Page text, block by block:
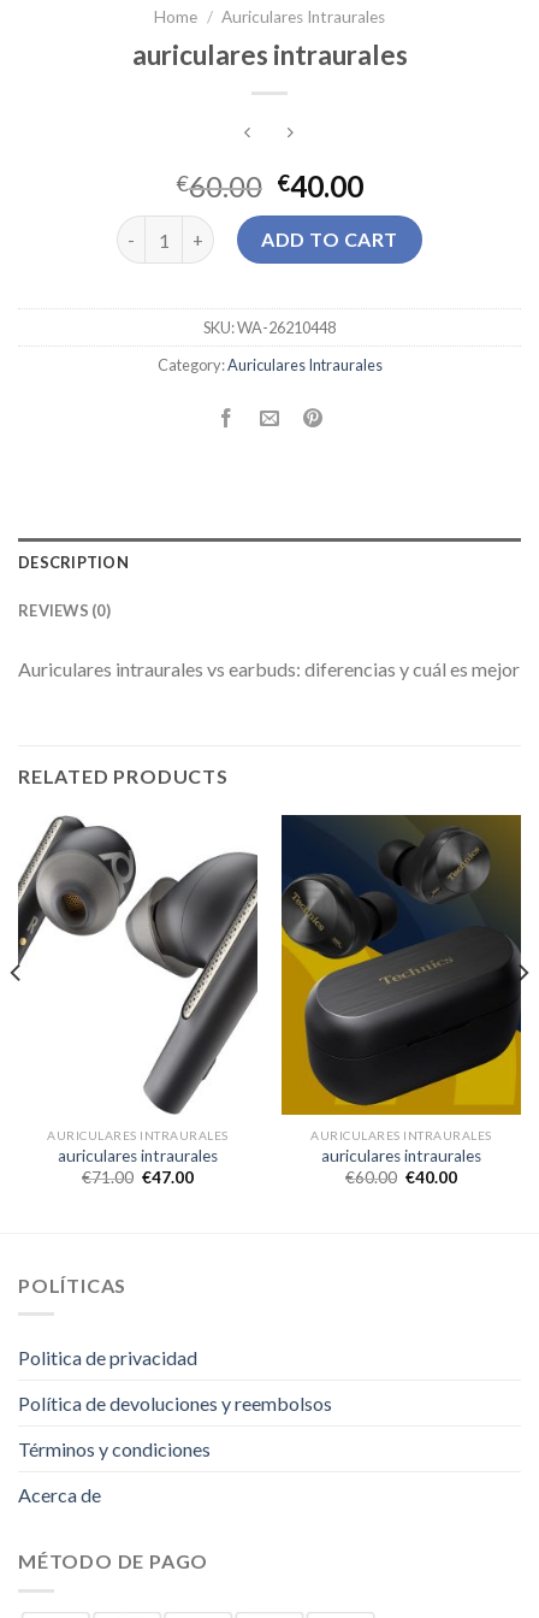
Home / Auriculares Intraurales
auriculares intraurales
€60.00 €40.00
auriculares intraurales quantity
ADD TO CART
SKU:WA-26210448
Category:Auriculares Intraurales
DESCRIPTION
REVIEWS (0)
Auriculares intraurales vs earbuds: diferencias y cuál es mejor
RELATED PRODUCTS
AURICULARES INTRAURALES
auriculares intraurales
€71.00 €47.00
AURICULARES INTRAURALES
auriculares intraurales
€60.00 €40.00
POLÍTICAS
Politica de privacidad
Política de devoluciones y reembolsos
Términos y condiciones
Acerca de
MÉTODO DE PAGO